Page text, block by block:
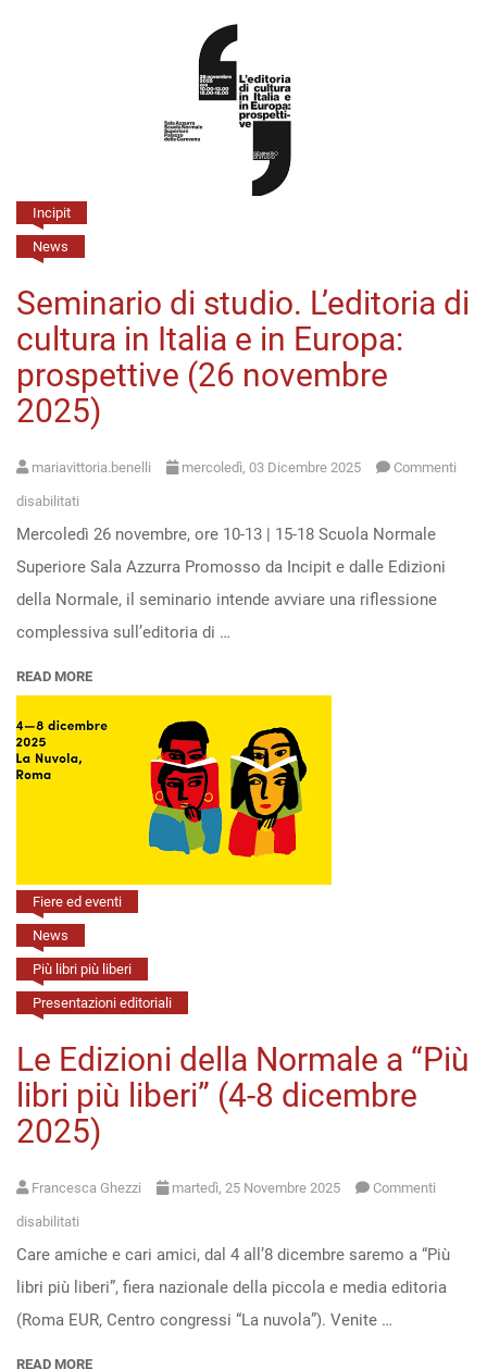
stati
in
Intorno
a
una
poesia
inedita
di
Maraini
(29
gennaio,
h.
Incipit
News
Seminario di studio. L’editoria di
cultura in Italia e in Europa:
prospettive (26 novembre
2025)
mariavittoria.benelli mercoledì, 03 Dicembre 2025 Commenti
disabilitati
Seminario
di
studio.
L’editoria
cultura
in
Italia
prospettive
(26
novembre
2025)
Mercoledì 26 novembre, ore 10-13 | 15-18 Scuola Normale
Superiore Sala Azzurra Promosso da Incipit e dalle Edizioni
della Normale, il seminario intende avviare una riflessione
complessiva sull’editoria di …
READ MORE
Fiere ed eventi
News
Più libri più liberi
Presentazioni editoriali
Le Edizioni della Normale a “Più
libri più liberi” (4-8 dicembre
2025)
Francesca Ghezzi martedì, 25 Novembre 2025 Commenti
disabilitati
Le
Edizioni
della
Care amiche e cari amici, dal 4 all’8 dicembre saremo a “Più
libri più liberi”, fiera nazionale della piccola e media editoria
(Roma EUR, Centro congressi “La nuvola”). Venite …
READ MORE